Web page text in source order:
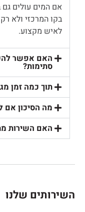
אם המים עולים
בקו המרכזי ולא
לאיש מקצוע.
האם אפשר
סתימות?
תוך כמה זמן
מה הסיכון אם
האם השירות
השירותים שלנו